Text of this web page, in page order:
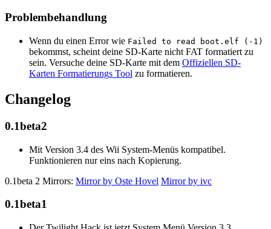
Problembehandlung
Wenn du einen Error wie Failed to read boot.elf (-1)
bekommst, scheint deine SD-Karte nicht FAT formatiert zu
sein. Versuche deine SD-Karte mit dem Offiziellen SD-
Karten Formatierungs Tool zu formatieren.
Changelog
0.1beta2
Mit Version 3.4 des Wii System-Menüs kompatibel.
Funktionieren nur eins nach Kopierung.
0.1beta 2 Mirrors: Mirror by Oste Hovel Mirror by ivc
0.1beta1